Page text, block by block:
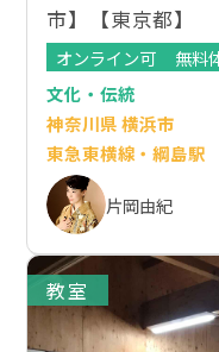
市】【東京都】
オンライン可
無料
文化・伝統
神奈川県 横浜市
東急東横線・綱島駅
片岡由紀
教室